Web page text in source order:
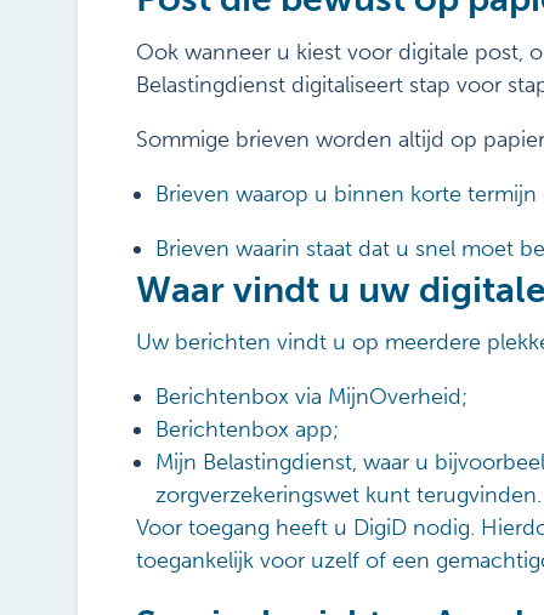
Ook wanneer u kiest voor digitale post,
Belastingdienst digitaliseert stap voor
Sommige brieven worden altijd op
Brieven waarop u binnen korte
Brieven waarin staat dat u snel moet
Waar vindt u uw
Uw berichten vindt u op meerdere
Berichtenbox via MijnOverheid;
Berichtenbox app;
Mijn Belastingdienst, waar u
zorgverzekeringswet kunt terugvinden.
Voor toegang heeft u DigiD nodig.
toegankelijk voor uzelf of een